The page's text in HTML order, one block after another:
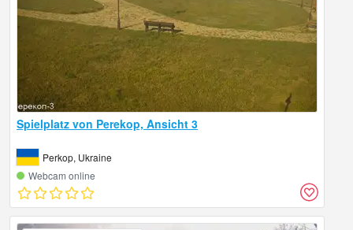
Spielplatz von Perekop, Ansicht 3
Perkop, Ukraine
Webcam online